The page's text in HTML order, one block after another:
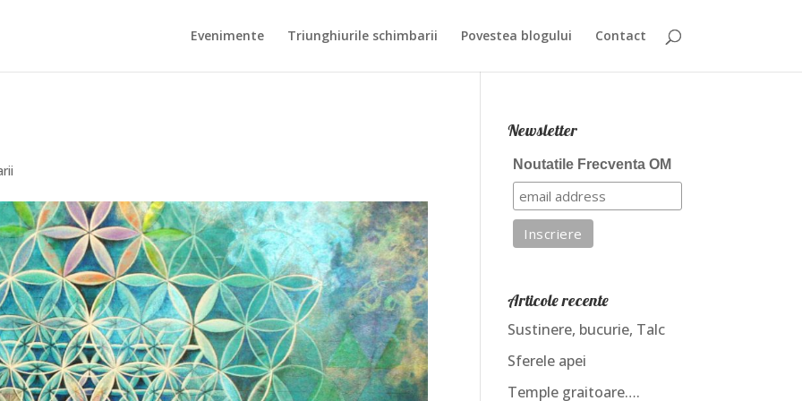
Evenimente Triunghiurile schimbarii Povestea blogului Contact
Newsletter
Noutatile Frecventa OM
Articole recente
Sustinere, bucurie, Talc
Sferele apei
Temple graitoare….